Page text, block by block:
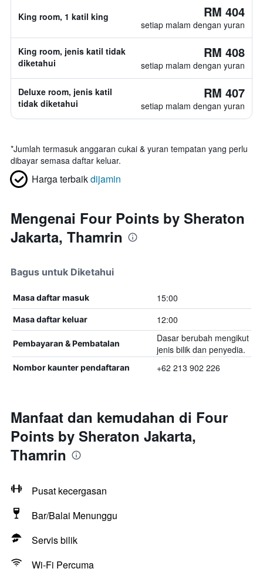
King room, 1 katil king RM 404
setiap malam dengan yuran
King room, jenis katil tidak
diketahui
RM 408
setiap malam dengan yuran
Deluxe room, jenis katil
tidak diketahui
RM 407
setiap malam dengan yuran
*Jumlah termasuk anggaran cukai & yuran tempatan yang perlu
dibayar semasa daftar keluar.
Harga terbaikdijamin
Mengenai Four Points by Sheraton
Jakarta, Thamrin
Bagus untuk Diketahui
Masa daftar masuk 15:00
Masa daftar keluar 12:00
Pembayaran & Pembatalan
Dasar berubah mengikut
jenis bilik dan penyedia.
Nombor kaunter pendaftaran +62 213 902 226
Manfaat dan kemudahan di Four
Points by Sheraton Jakarta,
Thamrin
Pusat kecergasan
Bar/Balai Menunggu
Servis bilik
Wi-Fi Percuma